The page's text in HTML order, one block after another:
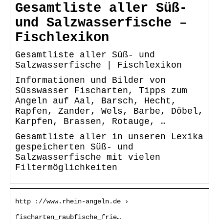
Gesamtliste aller Süß-
und Salzwasserfische –
Fischlexikon
Gesamtliste aller Süß- und
Salzwasserfische | Fischlexikon
Informationen und Bilder von
Süsswasser Fischarten, Tipps zum
Angeln auf Aal, Barsch, Hecht,
Rapfen, Zander, Wels, Barbe, Döbel,
Karpfen, Brassen, Rotauge, …
Gesamtliste aller in unseren Lexika
gespeicherten Süß- und
Salzwasserfische mit vielen
Filtermöglichkeiten
http ://www.rhein-angeln.de ›
fischarten_raubfische_frie…